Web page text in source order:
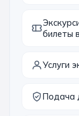
билеты
Услуги
Подача